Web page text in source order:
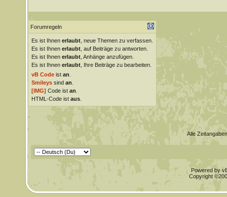
Forumregeln
Es ist Ihnen erlaubt, neue Themen zu verfassen.
Es ist Ihnen erlaubt, auf Beiträge zu antworten.
Es ist Ihnen erlaubt, Anhänge anzufügen.
Es ist Ihnen erlaubt, Ihre Beiträge zu bearbeiten.
vB Codeist an
Smileyssind an
[IMG] Code ist an
HTML-Code ist aus.
Alle
Powered by
Copyright